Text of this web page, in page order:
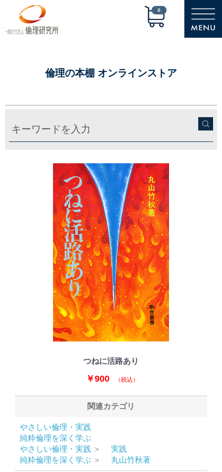
倫理の本棚 オンラインストア
0
つねに活路あり
￥900 （税込）
関連カテゴリ
やさしい倫理・実践
純粋倫理を深く学ぶ
やさしい倫理・実践 ＞
実践
純粋倫理を深く学ぶ ＞ 丸山竹秋著